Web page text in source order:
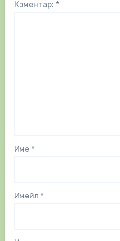
Коментар: *
Име *
Имейл *